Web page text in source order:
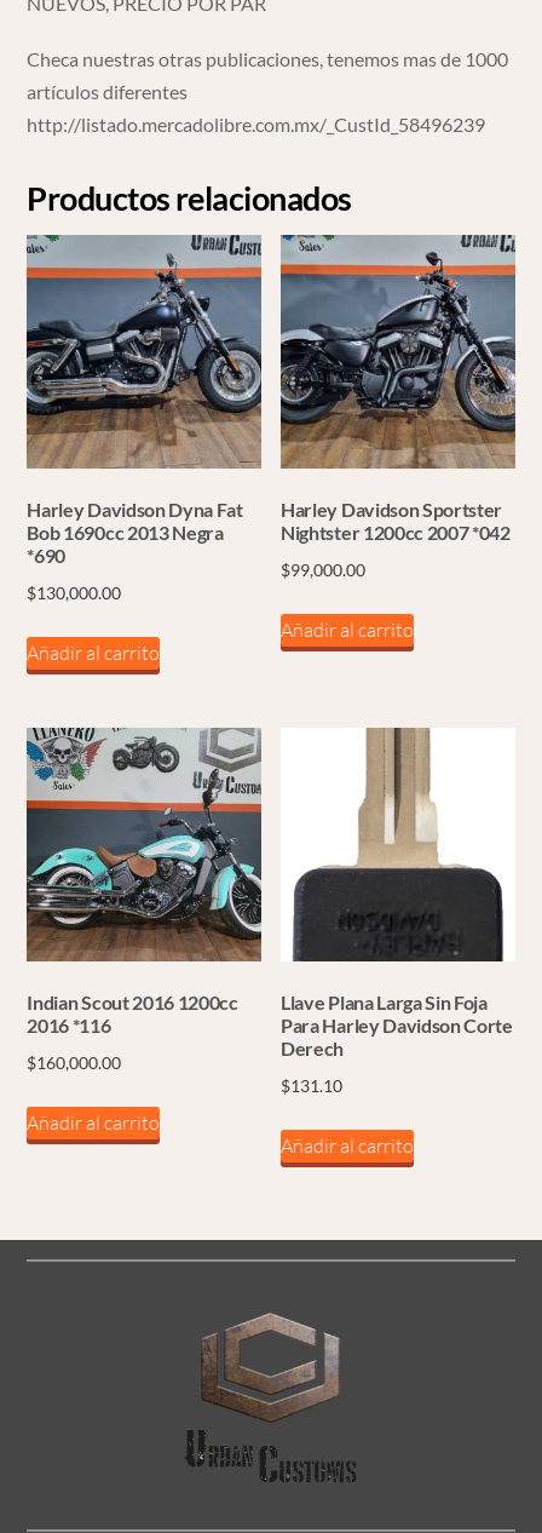
Checa nuestras otras publicaciones, tenemos mas de 1000
artículos diferentes
http://listado.mercadolibre.com.mx/_CustId_58496239
Productos relacionados
Harley Davidson Dyna Fat
Bob 1690cc 2013 Negra
*690
$130,000.00
Añadir al carrito
Harley Davidson Sportster
Nightster 1200cc 2007 *042
$99,000.00
Añadir al carrito
Indian Scout 2016 1200cc
2016 *116
$160,000.00
Añadir al carrito
Llave Plana Larga Sin Foja
Para Harley Davidson Corte
Derech
$131.10
Añadir al carrito